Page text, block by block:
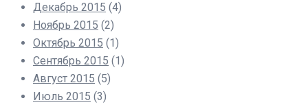
Декабрь 2015 (4)
Ноябрь 2015 (2)
Октябрь 2015 (1)
Сентябрь 2015 (1)
Август 2015 (5)
Июль 2015 (3)